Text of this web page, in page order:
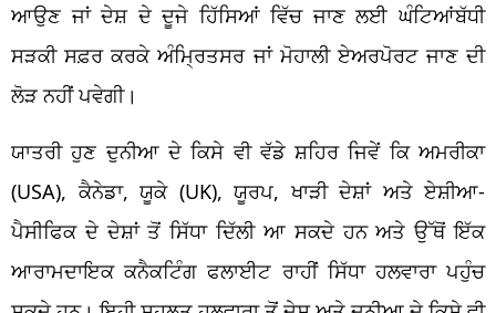
ਆਉਣ ਜਾਂ ਦੇਸ਼ ਦੇ ਦੂਜੇ ਹਿੱਸਿਆਂ ਵਿੱਚ ਜਾਣ ਲਈ ਘੰਟਿਆਂਬੱਧੀ
ਸੜਕੀ ਸਫ਼ਰ ਕਰਕੇ ਅੰਮ੍ਰਿਤਸਰ ਜਾਂ ਮੋਹਾਲੀ ਏਅਰਪੋਰਟ ਜਾਣ ਦੀ
ਲੋੜ ਨਹੀਂ ਪਵੇਗੀ।
ਯਾਤਰੀ ਹੁਣ ਦੁਨੀਆ ਦੇ ਕਿਸੇ ਵੀ ਵੱਡੇ ਸ਼ਹਿਰ ਜਿਵੇਂ ਕਿ ਅਮਰੀਕਾ
(USA), ਕੈਨੇਡਾ, ਯੂਕੇ (UK), ਯੂਰਪ, ਖਾੜੀ ਦੇਸ਼ਾਂ ਅਤੇ ਏਸ਼ੀਆ-
ਪੈਸੀਫਿਕ ਦੇ ਦੇਸ਼ਾਂ ਤੋਂ ਸਿੱਧਾ ਦਿੱਲੀ ਆ ਸਕਦੇ ਹਨ ਅਤੇ ਉੱਥੋਂ ਇੱਕ
ਆਰਾਮਦਾਇਕ ਕਨੈਕਟਿੰਗ ਫਲਾਈਟ ਰਾਹੀਂ ਸਿੱਧਾ ਹਲਵਾਰਾ ਪਹੁੰਚ